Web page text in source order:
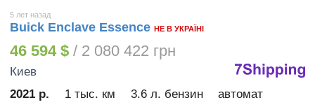
5 лет назад
Buick Enclave Essence НЕ В УКРАЇНІ
46 594 $ / 2 080 422 грн
Киев
2021 р.
1 тыс. км 3.6 л. бензин автомат